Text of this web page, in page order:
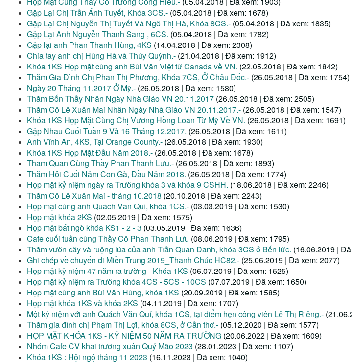
Gặp Lại Chị Trần Ánh Tuyết, Khóa 3CS.- (05.04.2018 | Đã xem: 1678)
Gặp Lại Chị Nguyễn Thị Tuyết Và Ngô Thị Hà, Khóa 8CS.- (05.04.2018 | Đã xem: 1835)
Gặp Lại Anh Nguyễn Thanh Sang , 6CS. (05.04.2018 | Đã xem: 1782)
Gặp lại anh Phan Thanh Hùng, 4KS (14.04.2018 | Đã xem: 2308)
Chia tay anh chị Hùng Hà và Thúy Quỳnh.- (21.04.2018 | Đã xem: 1912)
Khóa 1KS Họp mặt cùng anh Bùi Văn Việt từ Canada về VN. (22.05.2018 | Đã xem: 1842)
Thăm Gia Đình Chị Phan Thị Phương, Khóa 7CS, Ở Châu Đốc.- (26.05.2018 | Đã xem: 1754)
Ngày 20 Tháng 11.2017 Ở Mỹ.- (26.05.2018 | Đã xem: 1580)
Thăm Bốn Thầy Nhân Ngày Nhà Giáo VN 20.11.2017 (26.05.2018 | Đã xem: 2505)
Thăm Cô Lê Xuân Mai Nhân Ngày Nhà Giáo VN 20.11.2017.- (26.05.2018 | Đã xem: 1547)
Khóa 1KS Họp Mặt Cùng Chị Vương Hồng Loan Từ Mỹ Về VN. (26.05.2018 | Đã xem: 1691)
Gặp Nhau Cuối Tuần 9 Và 16 Tháng 12.2017. (26.05.2018 | Đã xem: 1611)
Anh Vĩnh An, 4KS, Tại Orange County.- (26.05.2018 | Đã xem: 1930)
Khóa 1KS Họp Mặt Đầu Năm 2018.- (26.05.2018 | Đã xem: 1678)
Tham Quan Cùng Thầy Phan Thanh Lưu.- (26.05.2018 | Đã xem: 1893)
Thăm Hỏi Cuối Năm Con Gà, Đầu Năm 2018. (26.05.2018 | Đã xem: 1774)
Họp mặt kỷ niệm ngày ra Trường khóa 3 và khóa 9 CSHH. (18.06.2018 | Đã xem: 2246)
Thăm Cô Lê Xuân Mai - tháng 10.2018 (20.10.2018 | Đã xem: 2243)
Họp mặt cùng anh Quách Văn Quí, khóa 1CS.- (03.03.2019 | Đã xem: 1530)
Họp mặt khóa 2KS (02.05.2019 | Đã xem: 1575)
Họp mặt bất ngờ khóa KS1 - 2 - 3 (03.05.2019 | Đã xem: 1636)
Cafe cuối tuần cùng Thầy Cô Phan Thanh Lưu (08.06.2019 | Đã xem: 1795)
Thăm vườn cây và ruộng lúa của anh Trần Quan Danh, khóa 3CS ở Bến lức. (16.06.2019 |
Ghi chép về chuyến đi Miền Trung 2019_Thanh Chúc HC82.- (25.06.2019 | Đã xem: 2077)
Họp mặt kỷ niệm 47 năm ra trường - Khóa 1KS (06.07.2019 | Đã xem: 1525)
Họp mặt kỷ niệm ra Trường khóa 4CS - 5CS - 10CS (07.07.2019 | Đã xem: 1650)
Họp mặt cùng anh Bùi Văn Hùng, khóa 1KS (20.09.2019 | Đã xem: 1585)
Họp mặt khóa 1KS và khóa 2KS (04.11.2019 | Đã xem: 1707)
Một kỷ niệm với anh Quách Văn Quí, khóa 1CS, tại điểm hẹn công viên Lê Thị Riêng.-
Thăm gia đình chị Phạm Thị Lợi, khóa 8CS, ở Cần thơ.- (05.12.2020 | Đã xem: 1577)
HỌP MẶT KHÓA 1KS - KỶ NIỆM 50 NĂM RA TRƯỜNG (20.06.2022 | Đã xem: 1609)
Nhóm Cafe CV khai trương xuân Quý Mão 2023 (28.01.2023 | Đã xem: 1107)
Khóa 1KS : Hội ngộ tháng 11 2023 (16.11.2023 | Đã xem: 1040)